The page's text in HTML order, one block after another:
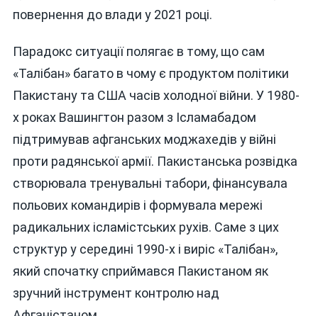
повернення до влади у 2021 році.
Парадокс ситуації полягає в тому, що сам
«Талібан» багато в чому є продуктом політики
Пакистану та США часів холодної війни. У 1980-
х роках Вашингтон разом з Ісламабадом
підтримував афганських моджахедів у війні
проти радянської армії. Пакистанська розвідка
створювала тренувальні табори, фінансувала
польових командирів і формувала мережі
радикальних ісламістських рухів. Саме з цих
структур у середині 1990-х і виріс «Талібан»,
який спочатку сприймався Пакистаном як
зручний інструмент контролю над